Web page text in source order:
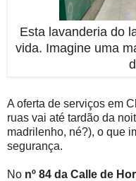
Esta lavanderia do
vida. Imagine uma
A oferta de serviços em
ruas vai até tardão da
madrilenho, né?), o que
segurança.
No nº 84 da Calle de